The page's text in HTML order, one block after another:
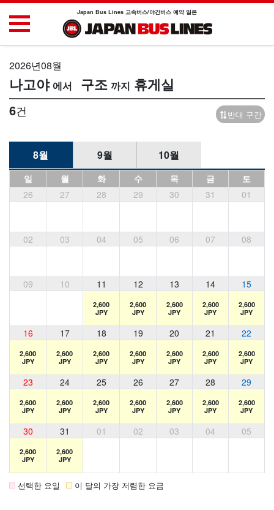
Japan Bus Lines 고속버스/야간버스 예약 일본
2026년08월
나고야 구조 휴게실
6건 반대 구간
8월 9월 10월
일 월 화 수 목 금
토
26
27 28 29 30 31 01
02 03 04 05 06 07 08
09 10 11 12 13 14 15
2,600
JPY
2,600
JPY
2,600
JPY
2,600
JPY
2,600
JPY
16 17 18 19 20 21 22
2,600
JPY
2,600
JPY
2,600
JPY
2,600
JPY
2,600
JPY
2,600
JPY
2,600
JPY
23 24 25 26 27 28 29
2,600
JPY
2,600
JPY
2,600
JPY
2,600
JPY
2,600
JPY
2,600
JPY
2,600
JPY
30 31 01 02 03 04 05
2,600
JPY
2,600
JPY
선택한 요일 이 달의 가장 저렴한 요금